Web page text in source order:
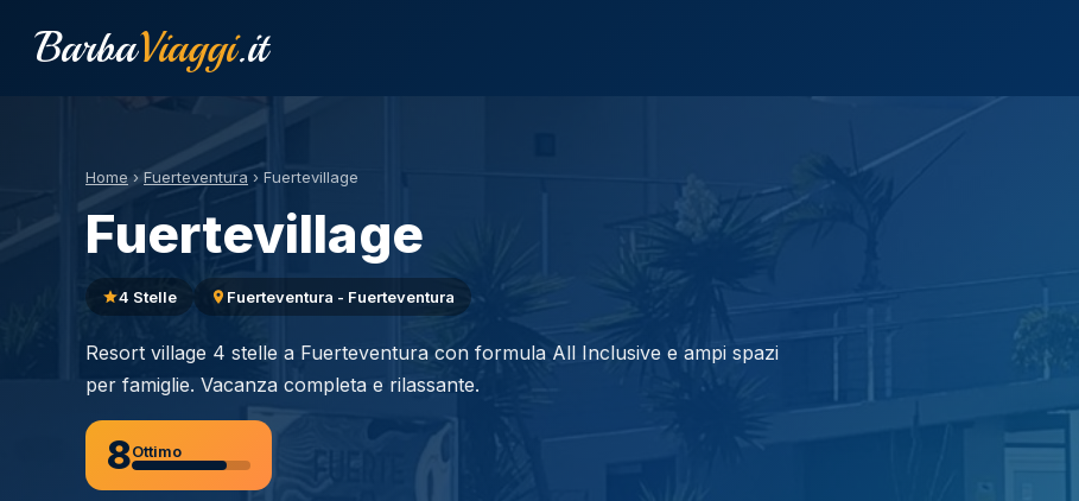
BarbaViaggi.it
Home › Fuerteventura › Fuertevillage
Fuertevillage
4 Stelle Fuerteventura - Fuerteventura
Resort village 4 stelle a Fuerteventura con formula All Inclusive e ampi spazi
per famiglie. Vacanza completa e rilassante.
8Ottimo